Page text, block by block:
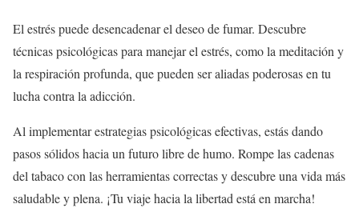
El estrés puede desencadenar el deseo de fumar. Descubre
técnicas psicológicas para manejar el estrés, como la meditación y
la respiración profunda, que pueden ser aliadas poderosas en tu
lucha contra la adicción.
Al implementar estrategias psicológicas efectivas, estás dando
pasos sólidos hacia un futuro libre de humo. Rompe las cadenas
del tabaco con las herramientas correctas y descubre una vida más
saludable y plena. ¡Tu viaje hacia la libertad está en marcha!